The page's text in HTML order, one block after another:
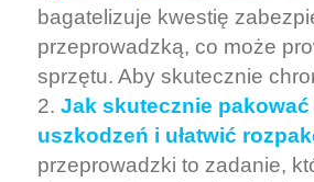
bagatelizuje kwestię
przeprowadzką, co może
sprzętu. Aby skutecznie
Jak skutecznie
uszkodzeń i ułatwić
przeprowadzki to zadanie,